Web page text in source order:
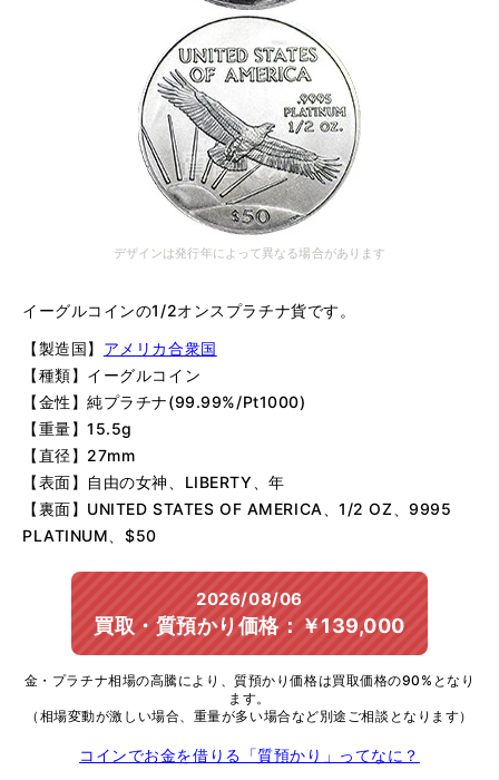
デザインは発行年によって異なる場合があります
イーグルコインの1/2オンスプラチナ貨です。
【製造国】 アメリカ合衆国
【種類】イーグルコイン
【金性】純プラチナ(99.99%/Pt1000)
【重量】15.5g
【直径】27mm
【表面】自由の女神、LIBERTY、年
【裏面】UNITED STATES OF AMERICA、1/2 OZ、9995
PLATINUM、$50
2026/08/06
買取・質預かり価格：￥139,000
金・プラチナ相場の高騰により、質預かり価格は買取価格の90%となり
ます。
（相場変動が激しい場合、重量が多い場合など別途ご相談となります）
コインでお金を借りる「質預かり」ってなに？